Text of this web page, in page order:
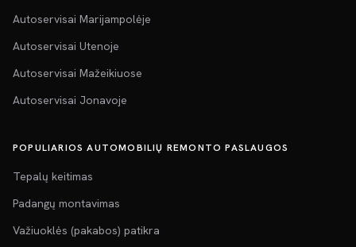
Autoservisai Marijampolėje
Autoservisai Utenoje
Autoservisai Mažeikiuose
Autoservisai Jonavoje
POPULIARIOS AUTOMOBILIŲ REMONTO PASLAUGOS
Tepalų keitimas
Padangų montavimas
Važiuoklės (pakabos) patikra